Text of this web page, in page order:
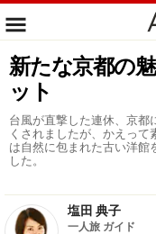
新たな京都の
ット
台風が直撃した連休、京都
くされましたが、かえっ
は自然に包まれた古い洋館
した。
塩田 典子
一人旅 ガイド